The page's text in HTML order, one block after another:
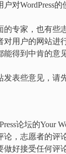
对WordPress的
专家，也有
用户的网站
得到中肯的意见
表些意见，请
论坛的Your
，志愿者的
好接受任何评